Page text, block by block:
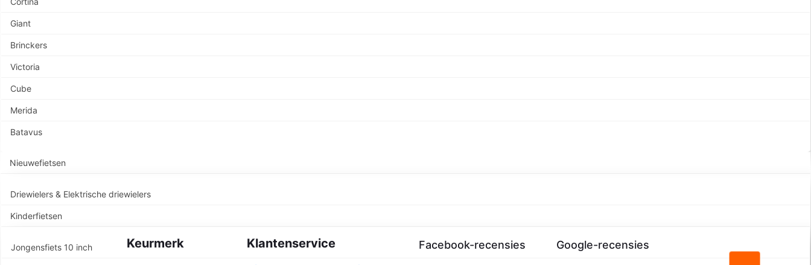
Giant
Brinckers
Victoria
Cube
Merida
Batavus
Nieuwefietsen
Driewielers & Elektrische driewielers
Kinderfietsen
Jongensfiets 10 inch Keurmerk Klantenservice Facebook-recensies Google-recensies